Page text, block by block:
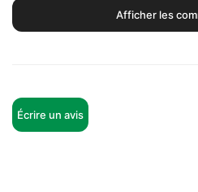
Afficher les
Écrire un avis